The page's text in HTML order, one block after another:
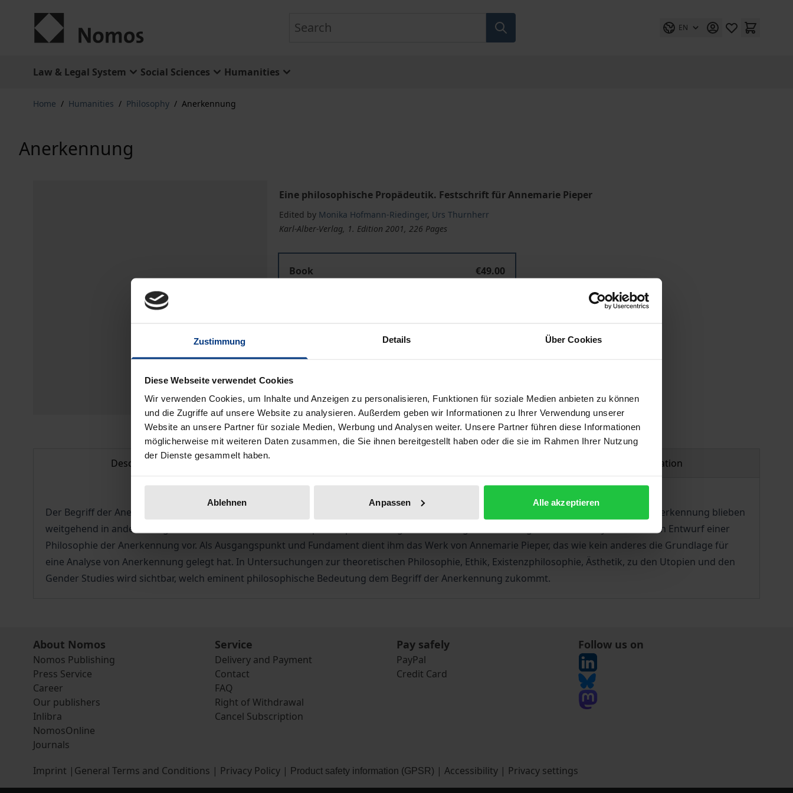
Zustimmung Details Über Cookies
Diese Webseite verwendet Cookies
Wir verwenden Cookies, um Inhalte und Anzeigen zu personalisieren, Funktionen für soziale Medien anbieten zu können
und die Zugriffe auf unsere Website zu analysieren. Außerdem geben wir Informationen zu Ihrer Verwendung unserer
Website an unsere Partner für soziale Medien, Werbung und Analysen weiter. Unsere Partner führen diese Informationen
möglicherweise mit weiteren Daten zusammen, die Sie ihnen bereitgestellt haben oder die sie im Rahmen Ihrer Nutzung
der Dienste gesammelt haben.
Ablehnen Anpassen Alle akzeptieren
EN
Law & Legal System Social Sciences Humanities
Home / Humanities / Philosophy / Anerkennung
Anerkennung
Eine philosophische Propädeutik. Festschrift für Annemarie Pieper
Edited by Monika Hofmann-Riedinger, Urs Thurnherr
Karl-Alber-Verlag, 1. Edition 2001, 226 Pages
Book
€49.00
Delivery cost notice
Description Product safety information
Der Begriff der Anerkennung ist in der Philosophie bislang noch kaum zur Geltung genommen worden. Struktur, Form und Gehalt von Anerkennung blieben
weitgehend in anderen Begriffen der Ethik und der Existenzphilosophie verborgen. Der vorliegende Band legt einen ersten systematischen Entwurf einer
Philosophie der Anerkennung vor. Als Ausgangspunkt und Fundament dient ihm das Werk von Annemarie Pieper, das wie kein anderes die Grundlage für
eine Analyse von Anerkennung gelegt hat. In Untersuchungen zur theoretischen Philosophie, Ethik, Existenzphilosophie, Ästhetik, zu den Utopien und den
Gender Studies wird sichtbar, welch eminent philosophische Bedeutung dem Begriff der Anerkennung zukommt.
About Nomos
Nomos Publishing
Press Service
Career
Our publishers
Inlibra
NomosOnline
Journals
Service
Delivery and Payment
Contact
FAQ
Right of Withdrawal
Cancel Subscription
Pay safely
PayPal
Credit Card
Follow us on
Imprint | General Terms and Conditions | Privacy Policy | Product safety information (GPSR) | Accessibility | Privacy settings